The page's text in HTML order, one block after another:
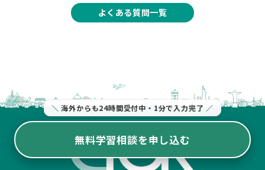
＼ 海外からも24時間受付中・1分で入力完了 ／
無料学習相談を申し込む
よくある質問一覧